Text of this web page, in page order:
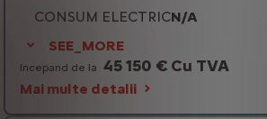
CONSUM ELECTRICN/A
SEE_MORE
Incepand de la 45 150 € Cu TVA
Mai multe detalii